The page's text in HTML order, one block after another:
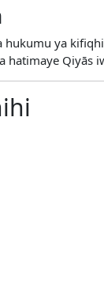
hukumu ya
hatimaye